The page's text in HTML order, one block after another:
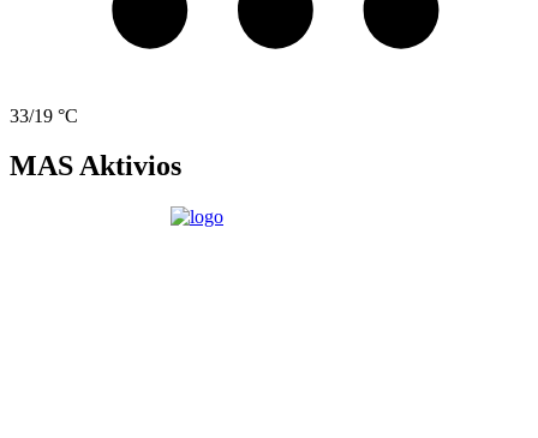
33/19 °C
MAS Aktivios